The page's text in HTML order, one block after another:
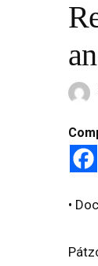
•⁠